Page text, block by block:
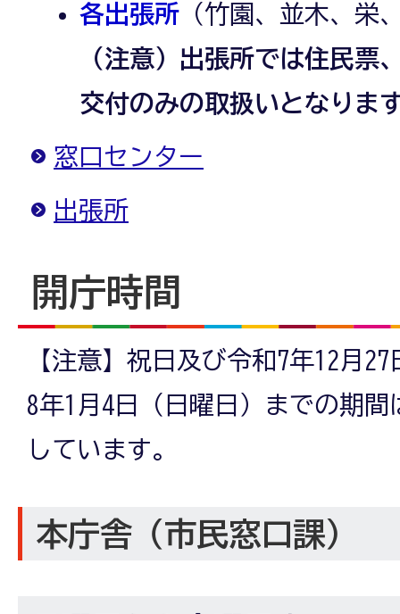
各出張所 （竹園、並木、栄
（注意）出張所では住民票
交付のみの取扱いとなりま
窓口センター
出張所
開庁時間
【注意】祝日及び令和7年12月
8年1月4日（日曜日）までの期
しています。
本庁舎（市民窓口課）